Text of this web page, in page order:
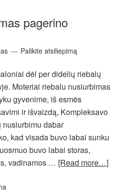
pagerino
Palikite atsiliepimą
dėl per didelių riebalų
Moteriai riebalu nusiurbimas
gyvenime, iš esmės
ir išvaizdą, Kompleksavo
dabar
kad visada buvo labai sunku
buvo labai storas,
vadinamos … [Read more…]